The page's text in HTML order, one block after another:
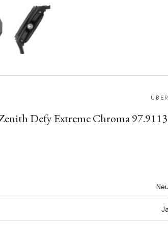
laden
Bild 4 in Galerieansicht laden
Defy Extreme Chroma
Neu
Ja